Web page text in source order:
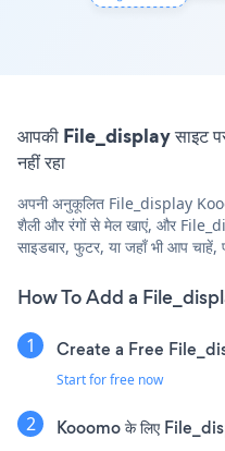
आपकी File_display साइट
नहीं रहा
अपनी अनुकूलित File_display
शैली और रंगों से मेल खाएं, और
साइडबार, फुटर, या जहाँ भी आप चाहें,
How To Add a
Create a Free
Start for free now
Kooomo के लिए